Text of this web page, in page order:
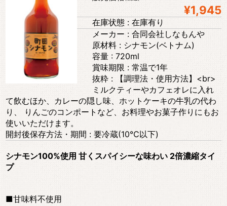
¥1,945
在庫状態 : 在庫有り
メーカー : 合同会社しなもんや
原材料 : シナモン(ベトナム)
容量 : 720ml
賞味期限 : 常温で1年
抜粋 : 【調理法・使用方法】<br>
ミルクティーやカフェオレに入れ
て飲むほか、カレーの隠し味、ホットケーキの牛乳の代わ
り、 りんごのコンポートなど、お料理やお菓子作りにもお
使いいただけます。
開封後保存方法・期間 : 要冷蔵(10℃以下)
シナモン100%使用 甘くスパイシーな味わい 2倍濃縮タイ
プ
■甘味料不使用